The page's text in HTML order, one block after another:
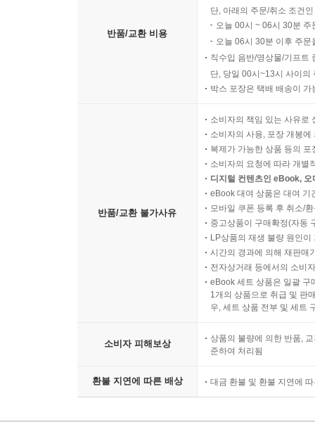
반품/교환 비용
단, 아래의 주문/취소 조건
오늘 00시 ~ 06시 30분
오늘 06시 30분 이후 주
직수입 음반/영상물/기프트
단, 당일 00시~13시 사이의
박스 포장은 택배 배송이
반품/교환 불가사유
소비자의 책임 있는 사유로
소비자의 사용, 포장 개봉
복제가 가능한 상품 등의
소비자의 요청에 따라 개별
디지털 컨텐츠인 eBook,
eBook 대여 상품은 대여 기
모바일 쿠폰 등록 후 취소/
중고상품이 구매확정(자동
LP상품의 재생 불량 원인
시간의 경과에 의해 재판매
전자상거래 등에서의 소비
eBook 세트 상품은 일괄 구
1개의 상품으로 취급 및 판
우, 세트 상품 전부 및 세트
소비자 피해보상
상품의 불량에 의한 반품,
준하여 처리됨
환불 지연에 따른 배상 대금 환불 및 환불 지연에